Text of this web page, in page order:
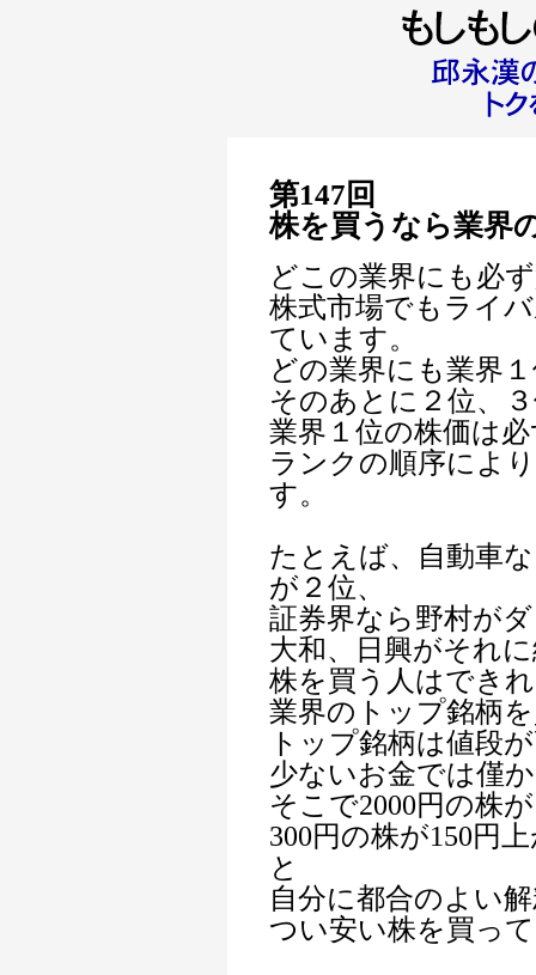
第147回
株を買うなら業界
どこの業界にも必
株式市場でもライ
ています。
どの業界にも業界
そのあとに２位、
業界１位の株価は
ランクの順序によ
す。
たとえば、自動車
が２位、
証券界なら野村が
大和、日興がそれ
株を買う人はでき
業界のトップ銘柄
トップ銘柄は値段
少ないお金では僅
そこで2000円の株
300円の株が150円
と
自分に都合のよい
つい安い株を買っ